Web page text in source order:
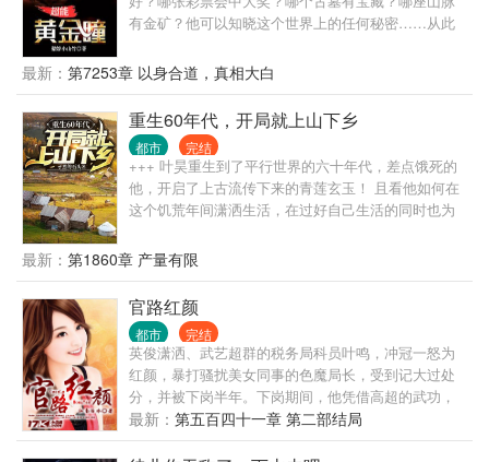
有金矿？他可以知晓这个世界上的任何秘密……从此
最新： 第7253章 以身合道，真相大白
重生60年代，开局就上山下乡
都市 完结
+++ 叶昊重生到了平行世界的六十年代，差点饿死的
他，开启了上古流传下来的青莲玄玉！ 且看他如何在
这个饥荒年间潇洒生活，在过好自己生活的同时也为
狼，挨饿，没有人情世故，请划走，本书不适合。穿
越回去不是挨饿的，也不是让主角玩单机）
最新： 第1860章 产量有限
官路红颜
都市 完结
英俊潇洒、武艺超群的税务局科员叶鸣，冲冠一怒为
红颜，暴打骚扰美女同事的色魔局长，受到记大过处
分，并被下岗半年。下岗期间，他凭借高超的武功，
救下了被杀手围攻的省纪委副书记，并邂逅高官贵女
夏楚楚、富豪千金陈梦琪，两个女孩子都对他一见倾
最新： 第五百四十一章 第二部结局